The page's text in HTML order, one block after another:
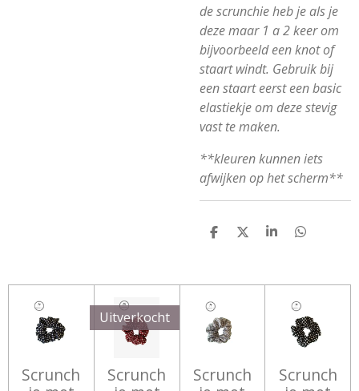
de scrunchie heb je als je
deze maar 1 a 2 keer om
bijvoorbeeld een knot of
staart windt. Gebruik bij
een staart eerst een basic
elastiekje om deze stevig
vast te maken.
**kleuren kunnen iets
afwijken op het scherm**
D
N
D
S
E
D
N
Scrunch
Uitverkocht
Scrunch
Scrunch
Scrunch